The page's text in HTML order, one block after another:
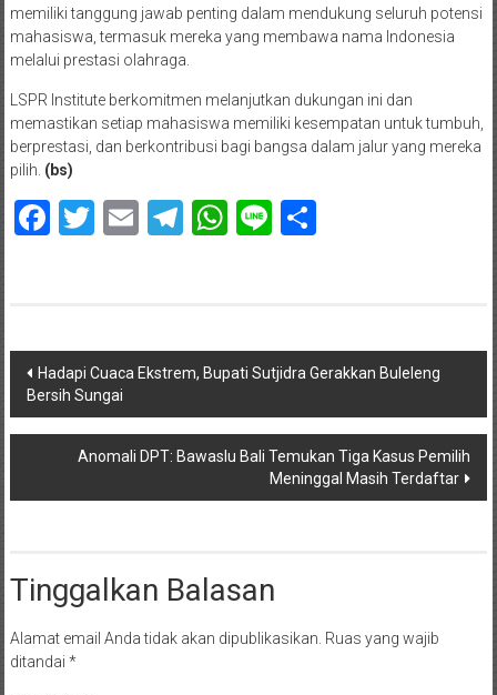
memiliki tanggung jawab penting dalam mendukung seluruh potensi
mahasiswa, termasuk mereka yang membawa nama Indonesia
melalui prestasi olahraga.
LSPR Institute berkomitmen melanjutkan dukungan ini dan
memastikan setiap mahasiswa memiliki kesempatan untuk tumbuh,
berprestasi, dan berkontribusi bagi bangsa dalam jalur yang mereka
pilih. (bs)
Facebook
Twitter
EmailTelegram
WhatsApp
LineShare
Navigasi
pos
Hadapi Cuaca Ekstrem, Bupati Sutjidra Gerakkan Buleleng
Bersih Sungai
Anomali DPT: Bawaslu Bali Temukan Tiga Kasus Pemilih
Meninggal Masih Terdaftar
Tinggalkan Balasan
Alamat email Anda tidak akan dipublikasikan. Ruas yang wajib
ditandai *